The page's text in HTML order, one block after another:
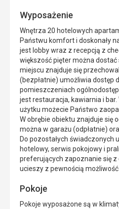
Wyposażenie
Wnętrza 20 hotelowych
Państwu komfort i doskonały
jest lobby wraz z recepcją z
większość pięter można dostać
miejscu znajduje się
(bezpłatnie) umożliwia dostęp
pomieszczeniach
jest restauracja, kawiarnia i bar.
użytku możecie Państwo
W obrębie obiektu znajduje się
można w garażu (odpłatnie)
Do pozostałych świadczonych
hotelowy, serwis pokojowy i
preferujących zapoznanie się
ucieszy z pewnością
Pokoje
Pokoje wyposażone są w